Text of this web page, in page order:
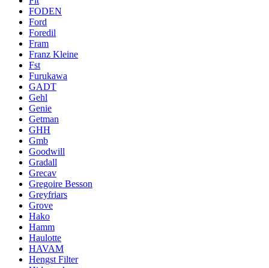
FODEN
Ford
Foredil
Fram
Franz Kleine
Fst
Furukawa
GADT
Gehl
Genie
Getman
GHH
Gmb
Goodwill
Gradall
Grecav
Gregoire Besson
Greyfriars
Grove
Hako
Hamm
Haulotte
HAVAM
Hengst Filter